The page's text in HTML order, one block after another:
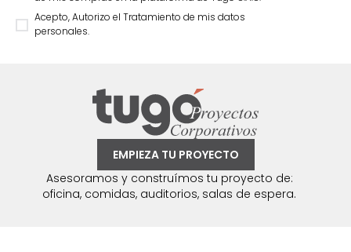
Acepto, Autorizo el Tratamiento de mis datos
personales.
EMPIEZA TU PROYECTO
Asesoramos y construímos tu proyecto de:
oficina, comidas, auditorios, salas de espera.